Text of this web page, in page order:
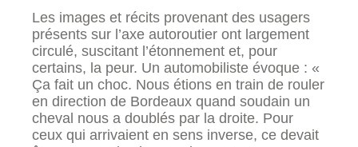
Les images et récits provenant des usagers
présents sur l’axe autoroutier ont largement
circulé, suscitant l’étonnement et, pour
certains, la peur. Un automobiliste évoque : «
Ça fait un choc. Nous étions en train de rouler
en direction de Bordeaux quand soudain un
cheval nous a doublés par la droite. Pour
ceux qui arrivaient en sens inverse, ce devait